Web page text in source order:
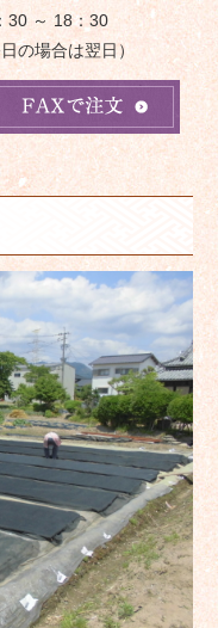
30 ～ 18：30
の場合は翌日）